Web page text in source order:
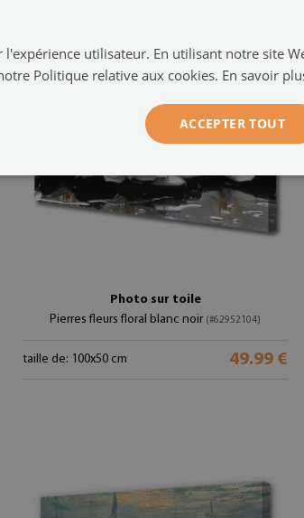
Photo sur toile
Pierres fleurs floral blanc noir (#62952104)
taille de: 100x50 cm 49.99 €
utilisateur. En utilisant notre site
Politique relative aux cookies. En savoir
ACCEPTER TOUT